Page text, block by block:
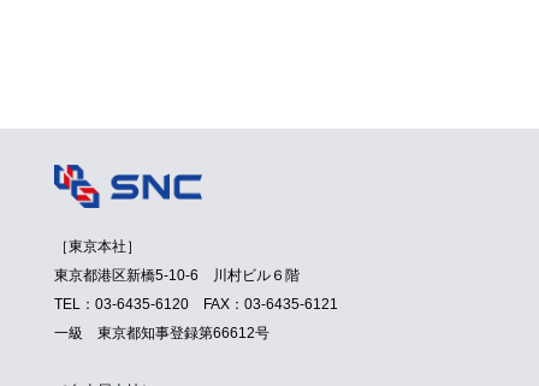
［東京本社］
東京都港区新橋5-10-6 川村ビル６階
TEL：03-6435-6120 FAX：03-6435-6121
一級 東京都知事登録第66612号